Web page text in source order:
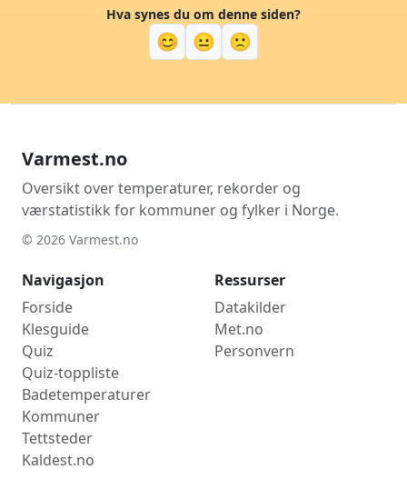
Hva synes du om denne siden?
😊 😐 🙁
Varmest.no
Oversikt over temperaturer, rekorder og
værstatistikk for kommuner og fylker i Norge.
© 2026 Varmest.no
Navigasjon
Forside
Klesguide
Quiz
Quiz-toppliste
Badetemperaturer
Kommuner
Tettsteder
Kaldest.no
Ressurser
Datakilder
Met.no
Personvern